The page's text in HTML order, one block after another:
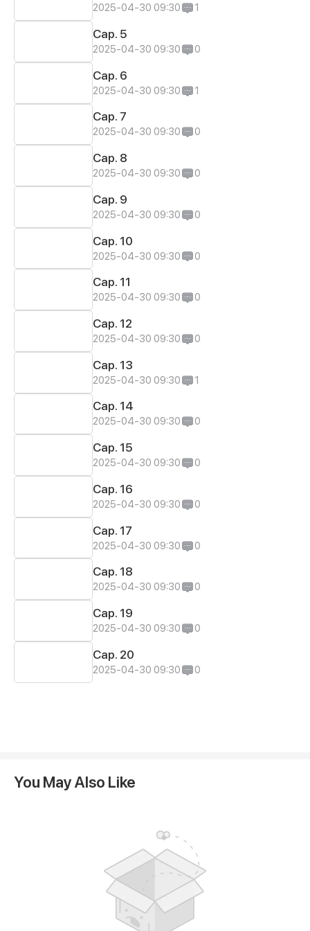
2025-04-30 09:30 1
Cap. 5
2025-04-30 09:30 0
Cap. 6
2025-04-30 09:30 1
Cap. 7
2025-04-30 09:30 0
Cap. 8
2025-04-30 09:30 0
Cap. 9
2025-04-30 09:30 0
Cap. 10
2025-04-30 09:30 0
Cap. 11
2025-04-30 09:30 0
Cap. 12
2025-04-30 09:30 0
Cap. 13
2025-04-30 09:30 1
Cap. 14
2025-04-30 09:30 0
Cap. 15
2025-04-30 09:30 0
Cap. 16
2025-04-30 09:30 0
Cap. 17
2025-04-30 09:30 0
Cap. 18
2025-04-30 09:30 0
Cap. 19
2025-04-30 09:30 0
Cap. 20
2025-04-30 09:30 0
You May Also Like